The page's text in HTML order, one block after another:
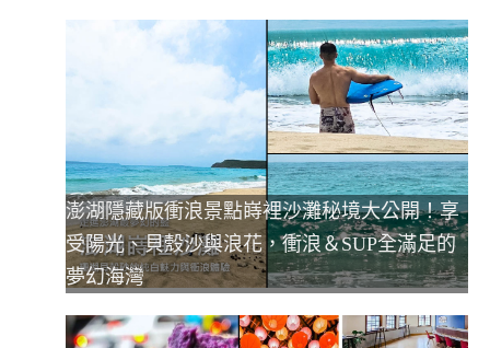
澎湖隱藏版衝浪景點嵵裡沙灘秘境大公開！享
受陽光、貝殼沙與浪花，衝浪＆SUP全滿足的
夢幻海灣